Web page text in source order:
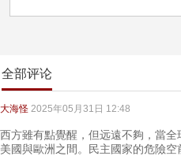
全部评论
大海怪 2025年05月31日 12:48
西方雖有點覺醒，但远遠不夠，當
美國與歐洲之間。民主國家的危險